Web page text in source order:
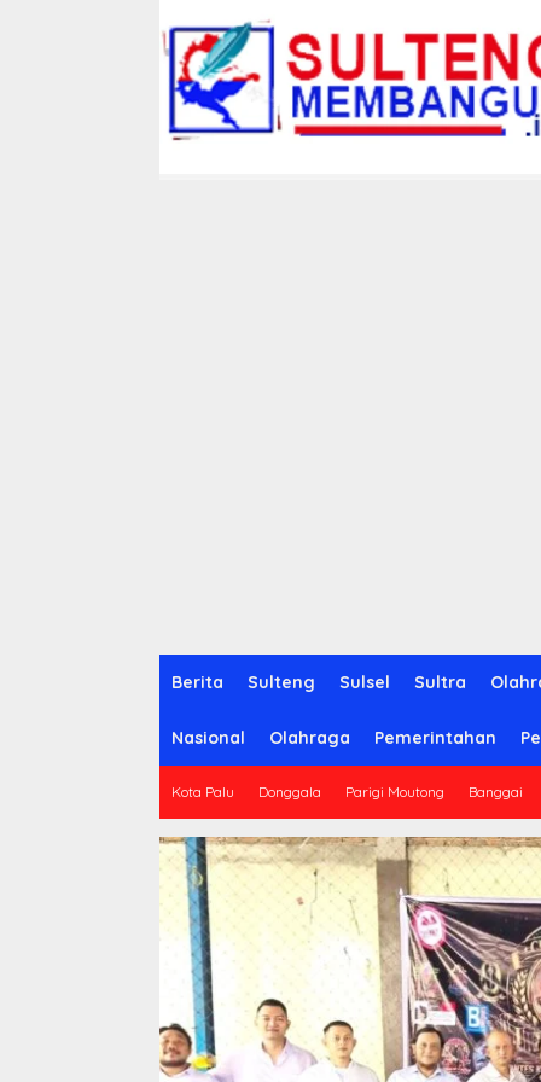
Berita Sulteng Sulsel Sultra
Nasional Olahraga Pemerintahan
Kota Palu Donggala Parigi Moutong Banggai